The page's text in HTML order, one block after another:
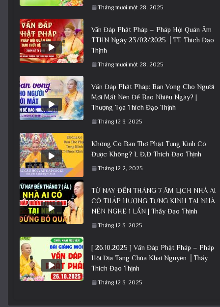
Tháng mười một 28, 2025
Vấn Đáp Phật Pháp – Pháp Hội Quán Âm
TTHN Ngày 23/02/2025 │TT. Thích Đạo
Thịnh
Tháng mười một 28, 2025
Vấn Đáp Phật Pháp: Ban Vong Cho Người
Mới Mất Nên Để Bao Nhiêu Ngày? |
Thượng Tọa Thích Đạo Thịnh
Tháng 12 3, 2025
Không Có Ban Thờ Phật Tụng Kinh Có
Được Không? L Đ,Đ Thích Đạo Thịnh
Tháng 12 2, 2025
TỪ NAY ĐẾN THÁNG 7 ÂM LỊCH NHÀ AI
CÓ THẮP HƯƠNG TỤNG KINH TẠI NHÀ
NÊN NGHE 1 LẦN | Thầy Đạo Thịnh
Tháng 12 3, 2025
[ 26.10.2025 ] Vấn Đáp Phật Pháp – Pháp
Hội Địa Tạng Chùa Khai Nguyên │Thầy
Thích Đạo Thịnh
Tháng 12 3, 2025